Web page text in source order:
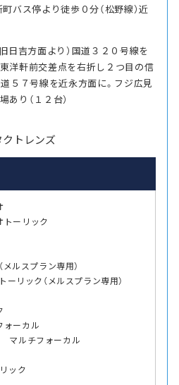
バス停より徒歩０分（松野線）近
日吉方面より）国道３２０号線を
洋軒前交差点を右折し２つ目の信
道５７号線を近永方面に。フジ広見
り（１２台）
トレンズ
ーリック
ルスプラン専用）
リック（メルスプラン専用）
ォーカル
マルチフォーカル
ック